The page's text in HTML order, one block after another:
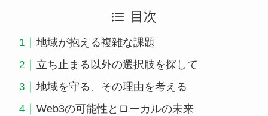
目次
地域が抱える複雑な課題
立ち止まる以外の選択肢を探して
地域を守る、その理由を考える
Web3の可能性とローカルの未来